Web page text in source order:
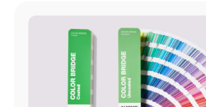
为产品提供了独特的物理特性，使产
颖而出。这种差异化有助于品牌建立
吸引特定的消费者群体。甚至，随着
市场需求的增加，转轴设计在市场中
不断深化。本期提纲：·核心功能与基
型与工作原理·转轴设计方案分享（